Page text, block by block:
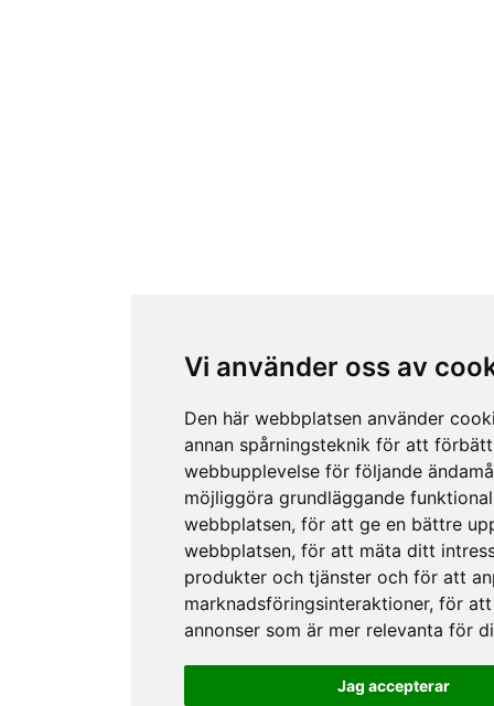
Vi använder oss av
Den här webbplatsen använder
annan spårningsteknik för att
webbupplevelse för följande
möjliggöra grundläggande
webbplatsen, för att ge en bättre
webbplatsen, för att mäta ditt
produkter och tjänster och för att
marknadsföringsinteraktioner, för att
annonser som är mer relevanta för
Jag accepterar